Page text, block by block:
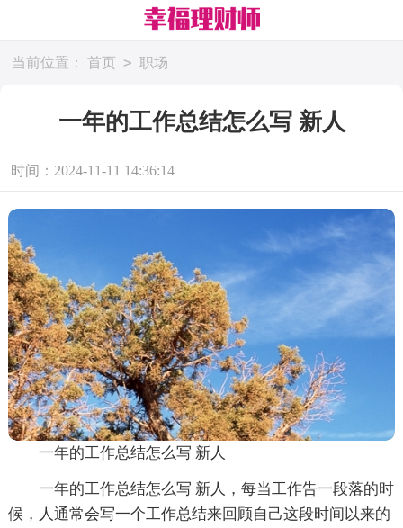
当前位置： 首页 > 职场
一年的工作总结怎么写 新人
时间：2024-11-11 14:36:14
一年的工作总结怎么写 新人
一年的工作总结怎么写 新人，每当工作告一段落的时
候，人通常会写一个工作总结来回顾自己这段时间以来的